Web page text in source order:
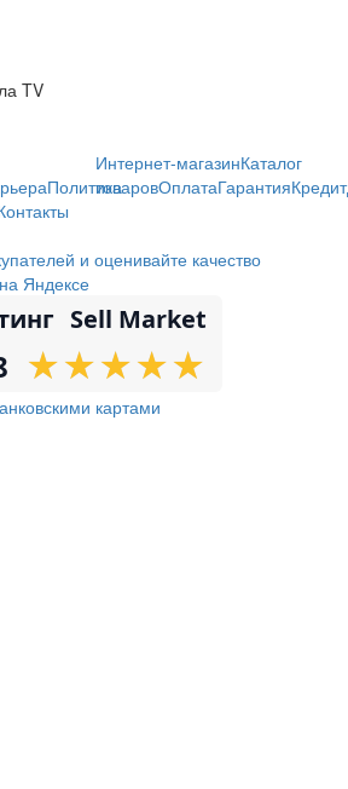
TV
Политика
Интернет-магазинКаталог
товаровОплатаГарантияКредит
Sell Market
★
★★
★★
★★
★★
★